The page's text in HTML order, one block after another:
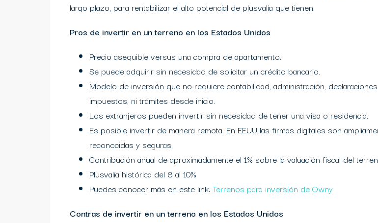
largo plazo, para rentabilizar el alto potencial de plusvalía que tienen.
Pros de invertir en un terreno en los Estados Unidos
Precio asequible versus una compra de apartamento.
Se puede adquirir sin necesidad de solicitar un crédito bancario.
Modelo de inversión que no requiere contabilidad, administración, declaraciones
impuestos, ni trámites desde inicio.
Los extranjeros pueden invertir sin necesidad de tener una visa o residencia.
Es posible invertir de manera remota. En EEUU las firmas digitales son
reconocidas y seguras.
Contribución anual de aproximadamente el 1% sobre la valuación fiscal del
Plusvalía histórica del 8 al 10%
Puedes conocer más en este link:Terrenos para inversión de Owny
Contras de invertir en un terreno en los Estados Unidos